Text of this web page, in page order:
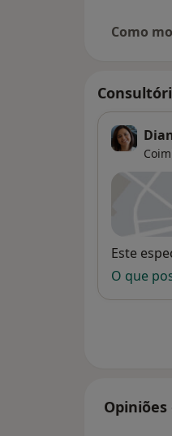
Como
Este
O que